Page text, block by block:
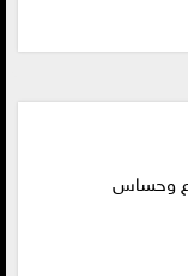
وحساس